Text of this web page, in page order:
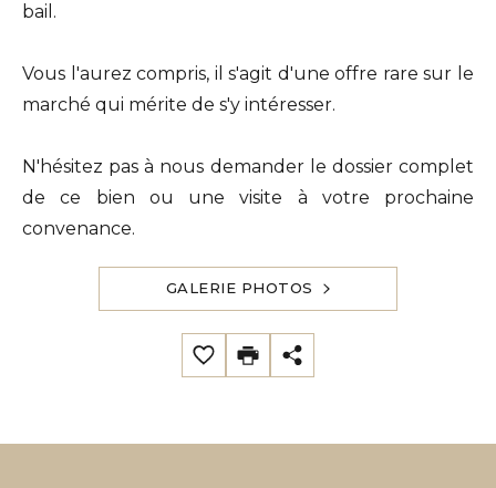
bail.
Vous l'aurez compris, il s'agit d'une offre rare sur le
marché qui mérite de s'y intéresser.
N'hésitez pas à nous demander le dossier complet
de ce bien ou une visite à votre prochaine
convenance.
GALERIE PHOTOS